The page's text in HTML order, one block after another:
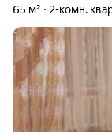
65 м² 2-комн.